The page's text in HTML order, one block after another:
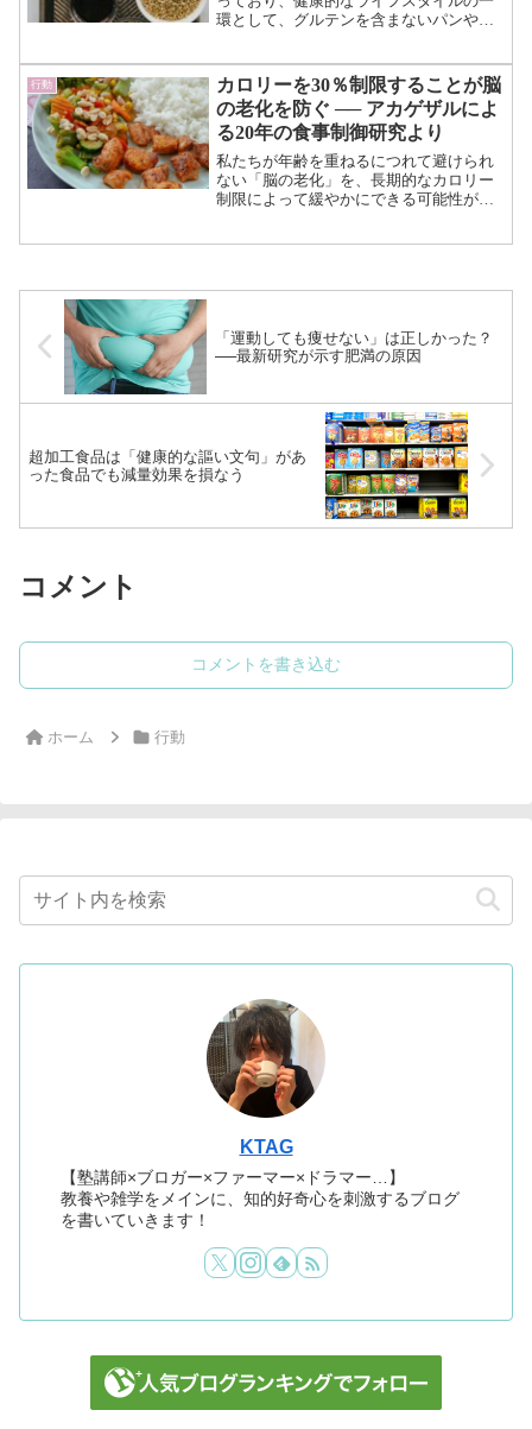
環として、グルテンを含まないパンやパ
による最新の研究によると、グルテンフ
リー食品は必ずしも健康的...（続きを読
む）
行動
カロリーを30％制限することが脳
の老化を防ぐ ── アカゲザルによ
る20年の食事制御研究より
私たちが年齢を重ねるにつれて避けられ
ない「脳の老化」を、長期的なカロリー
制限によって緩やかにできる可能性があ
む）
「運動しても痩せない」は正しかった？
──最新研究が示す肥満の原因
超加工食品は「健康的な謳い文句」があ
った食品でも減量効果を損なう
コメント
コメントを書き込む
ホーム 行動
KTAG
【塾講師×ブロガー×ファーマー×ドラマー…】
教養や雑学をメインに、知的好奇心を刺激するブログ
を書いていきます！